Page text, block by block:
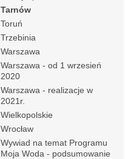
Tarnów
Toruń
Trzebinia
Warszawa
Warszawa - od 1 wrzesień
2020
Warszawa - realizacje w
2021r.
Wielkopolskie
Wrocław
Wywiad na temat Programu
Moja Woda - podsumowanie